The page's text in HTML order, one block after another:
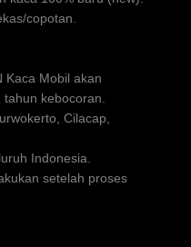
copotan.
Kaca Mobil akan
tahun kebocoran.
Cilacap,
Indonesia.
setelah proses